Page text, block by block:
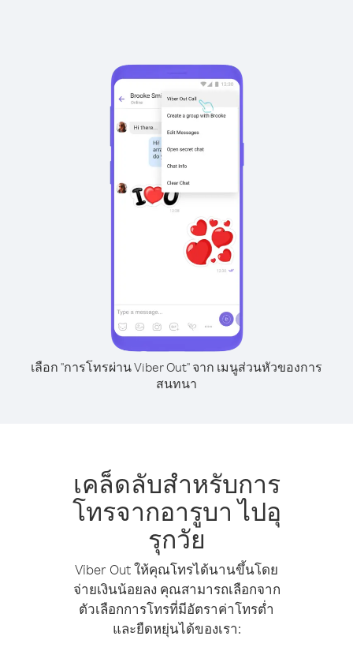
เลือก "การโทรผ่าน Viber Out" จาก เมนูส่วนหัวของการ
สนทนา
เคล็ดลับสำหรับการ
โทรจากอารูบา ไปอุ
รุกวัย
Viber Out ให้คุณโทรได้นานขึ้นโดย
จ่ายเงินน้อยลง คุณสามารถเลือกจาก
ตัวเลือกการโทรที่มีอัตราค่าโทรต่ำ
และยืดหยุ่นได้ของเรา: